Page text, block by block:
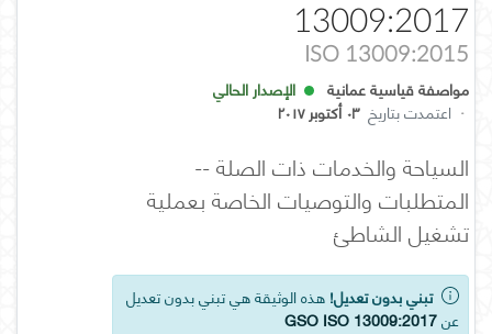
13009:2017
ISO 13009:2015
مواصفة قياسية عمانية
الإصدار الحالي
· اعتمدت بتاريخ ٠٣ أكتوبر ٢٠١٧
السياحة والخدمات ذات الصلة --
المتطلبات والتوصيات الخاصة بعملية
تشغيل الشاطئ
تبني بدون تعديل! هذه الوثيقة هي تبني بدون تعديل
عنGSO ISO 13009:2017